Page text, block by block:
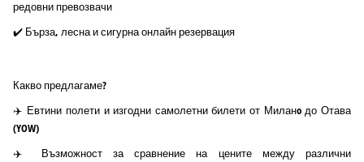
редовни превозвачи
✔️ Бърза, лесна и сигурна онлайн резервация
Какво предлагаме?
✈️ Евтини полети и изгодни самолетни билети от Миланo до Отава
(YOW)
✈️ Възможност за сравнение на цените между различни